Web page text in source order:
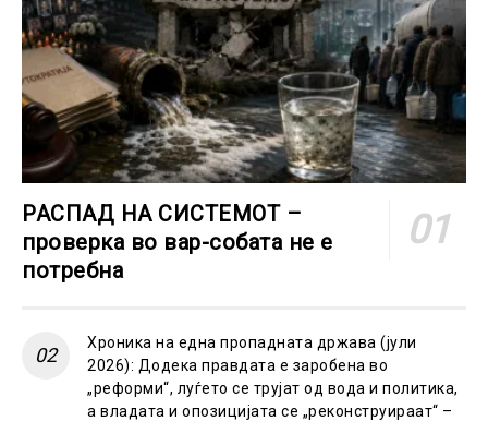
РАСПАД НА СИСТЕМОТ –
проверка во вар-собата не е
потребна
Хроника на една пропадната држава (јули
2026): Додека правдата е заробена во
„реформи“, луѓето се трујат од вода и политика,
а владата и опозицијата се „реконструираат“ –